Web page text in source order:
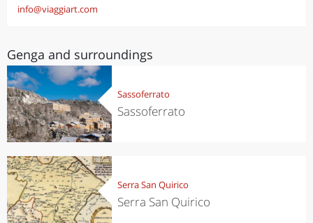
info@viaggiart.com
Genga and surroundings
Sassoferrato
Sassoferrato
Serra San Quirico
Serra San Quirico